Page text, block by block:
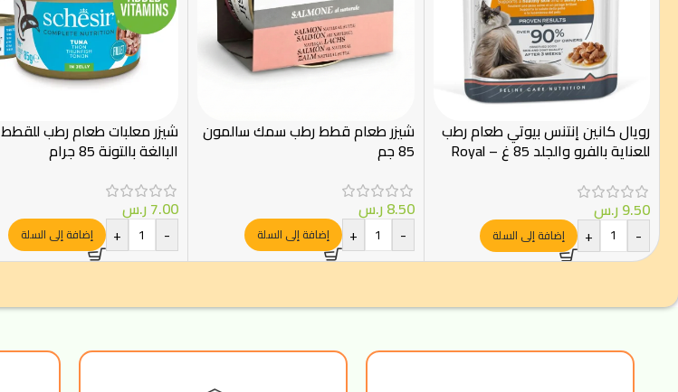
رويال كانين إنتنس بيوتي طعام رطب
للعناية بالفرو والجلد 85 غ – Royal
9.50ر.س
-
+ إضافة إلى السلة
شيزر طعام قطط رطب سمك سالمون
85 جم
8.50ر.س
-
+ إضافة إلى السلة
شيزر معلبات طعام رطب للقطط
البالغة بالتونة 85 جرام
7.00ر.س
-
+ إضافة إلى السلة